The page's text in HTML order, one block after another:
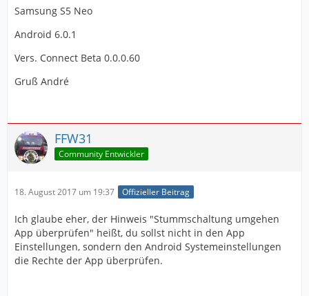
Samsung S5 Neo
Android 6.0.1
Vers. Connect Beta 0.0.0.60
Gruß André
FFW31
Community Entwickler
18. August 2017 um 19:37 Offizieller Beitrag
Ich glaube eher, der Hinweis "Stummschaltung umgehen
App überprüfen" heißt, du sollst nicht in den App
Einstellungen, sondern den Android Systemeinstellungen
die Rechte der App überprüfen.